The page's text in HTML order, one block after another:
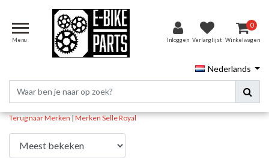
Menu Inloggen Verlanglijst
0
Winkelwagen
Nederlands
Terug naar Merken|MerkenSelle Royal